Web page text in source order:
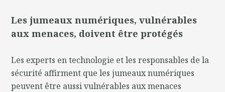
Les jumeaux numériques, vulnérables
aux menaces, doivent être protégés
Les experts en technologie et les responsables de la
sécurité affirment que les jumeaux numériques
peuvent être aussi vulnérables aux menaces